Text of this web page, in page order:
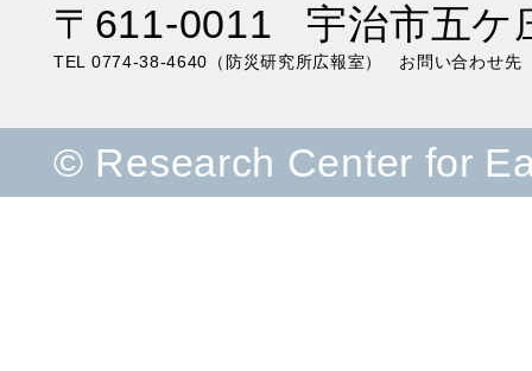
〒611-0011 宇治市五ケ
TEL 0774-38-4640（防災研究所広報室） お問い合わせ先
© Research Center for